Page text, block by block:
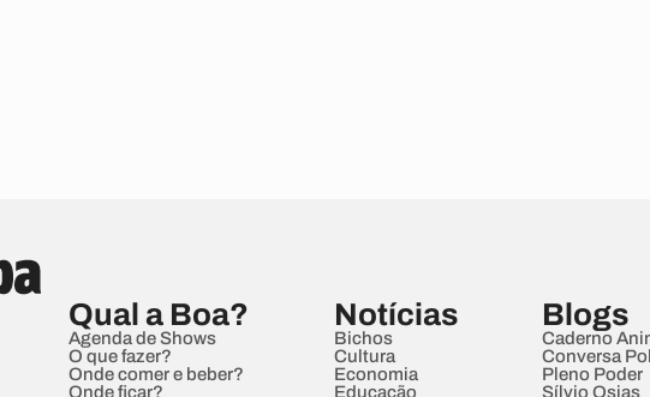
Qual a Boa?
Agenda de Shows
O que fazer?
Onde comer e beber?
Onde ficar?
Notícias
Bichos
Cultura
Economia
Educação
Blogs
Caderno
Conversa
Pleno Poder
Sílvio Osias